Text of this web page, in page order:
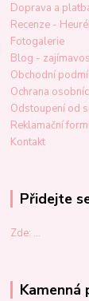
Doprava a
Recenze -
Fotogalerie
Blog -
Obchodní
Ochrana
Odstoupení od
Reklamační
Kontakt
Přidejte
Zde: ...
Kamenná